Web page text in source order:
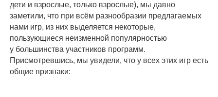
дети и взрослые, только взрослые), мы давно
заметили, что при всём разнообразии предлагаемых
нами игр, из них выделяется некоторые,
пользующиеся неизменной популярностью
у большинства участников программ.
Присмотревшись, мы увидели, что у всех этих игр есть
общие признаки: